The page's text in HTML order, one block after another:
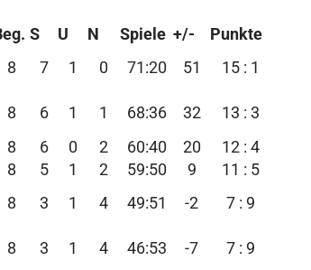
S U N Spiele +/-
Punkte
8 7 1 0 71:20 51 15 : 1
8 6 1 1 68:36 32
13 : 3
8 6 0 2 60:40 20
12 : 4
8 5 1 2 59:50 9
11 : 5
8 3 1 4 49:51 -2 7 : 9
8 3 1 4 46:53 -7
7 : 9